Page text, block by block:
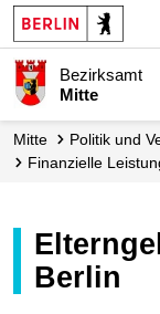
Bezirksamt
Mitte
Mitte Politik und
Finanzielle
Elterngeldstelle Mitte von
Berlin